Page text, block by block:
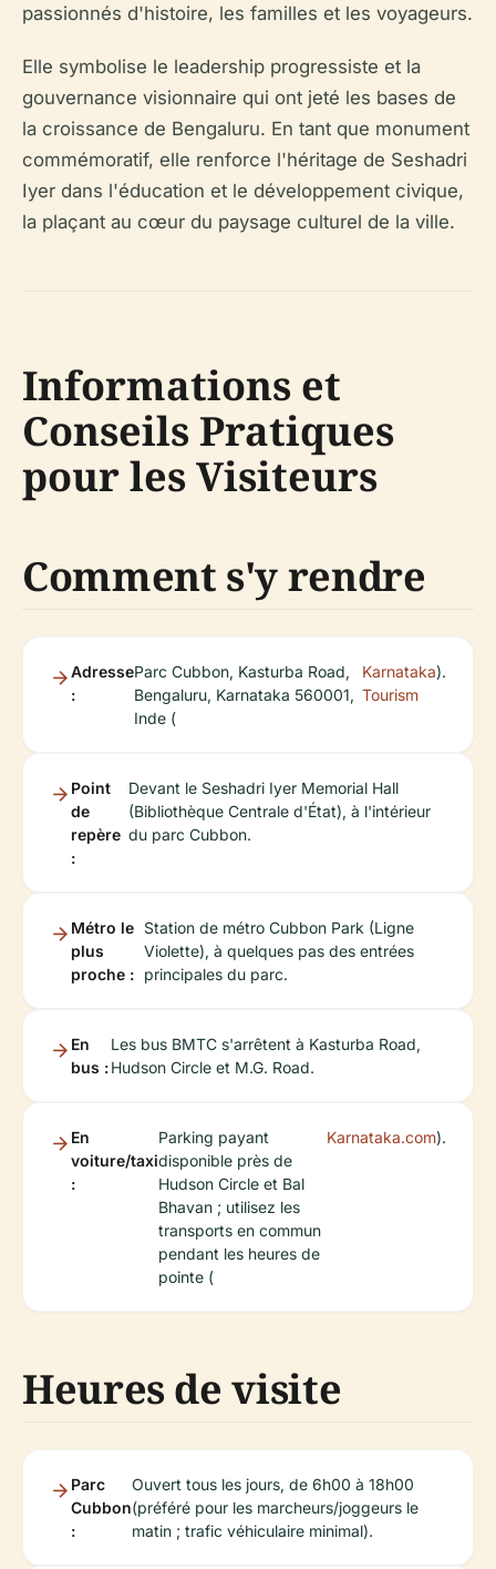
passionnés d'histoire, les familles et les voyageurs.
Elle symbolise le leadership progressiste et la
gouvernance visionnaire qui ont jeté les bases de
la croissance de Bengaluru. En tant que monument
commémoratif, elle renforce l'héritage de Seshadri
Iyer dans l'éducation et le développement civique,
la plaçant au cœur du paysage culturel de la ville.
Informations et
Conseils Pratiques
pour les Visiteurs
Comment s'y rendre
Adresse
:
Parc Cubbon, Kasturba Road,
Bengaluru, Karnataka 560001,
Inde (
Karnataka
Tourism
).
Point
de
repère
:
Devant le Seshadri Iyer Memorial Hall
(Bibliothèque Centrale d'État), à l'intérieur
du parc Cubbon.
Métro le
plus
proche :
Station de métro Cubbon Park (Ligne
Violette), à quelques pas des entrées
principales du parc.
En
bus :
Les bus BMTC s'arrêtent à Kasturba Road,
Hudson Circle et M.G. Road.
En
voiture/taxi
:
Parking payant
disponible près de
Hudson Circle et Bal
Bhavan ; utilisez les
transports en commun
pendant les heures de
pointe (
Karnataka.com).
Heures de visite
Parc
Cubbon
:
Ouvert tous les jours, de 6h00 à 18h00
(préféré pour les marcheurs/joggeurs le
matin ; trafic véhiculaire minimal).